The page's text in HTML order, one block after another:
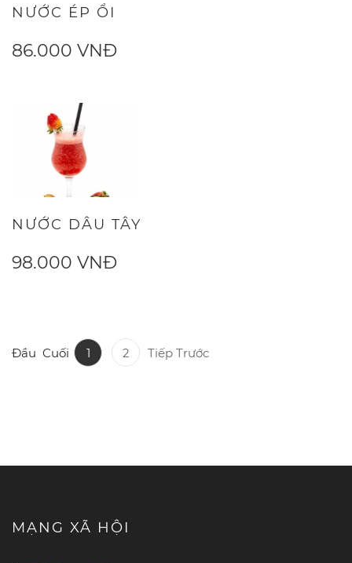
NƯỚC ÉP ỔI
86.000 VNĐ
NƯỚC DÂU TÂY
98.000 VNĐ
Đầu Cuối 1 2 Tiếp Trước
MẠNG XÃ HỘI